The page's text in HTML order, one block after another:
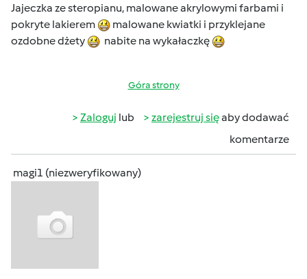
Jajeczka ze steropianu, malowane akrylowymi farbami i
pokryte lakierem
malowane kwiatki i przyklejane
ozdobne dżety
nabite na wykałaczkę
Góra strony
Zaloguj lub zarejestruj sięaby dodawać
komentarze
magi1 (niezweryfikowany)